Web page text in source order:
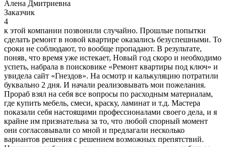
Алена Дмитриевна
Заказчик
4
к этой компании позвонили случайно. Прошлые попытки
сделать ремонт в новой квартире оказались безуспешными. То
сроки не соблюдают, то вообще пропадают. В результате,
поняв, что время уже истекает, Новый год скоро и необходимо
успеть, набрала в поисковике «Ремонт квартиры под ключ» и
увидела сайт «Гнездов». На осмотр и калькуляцию потратили
буквально 2 дня. И начали реализовывать мои пожелания.
Прораб взял на себя все вопросы по расходным материалам,
где купить мебель, смеси, краску, ламинат и т.д. Мастера
показали себя настоящими профессионалами своего дела, и я
крайне им признательна за то, что любой спорный момент
они согласовывали со мной и предлагали несколько
вариантов решения с решением возможных препятствий.